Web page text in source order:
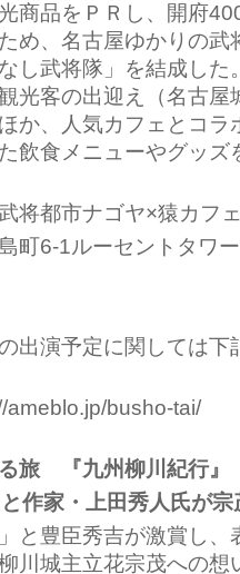
商品をＰＲし、開府
め、名古屋ゆかりの武
し武将隊」を結成した
光客の出迎え（名古屋
か、人気カフェとコラ
飲食メニューやグッ
将都市ナゴヤ×猿カフ
町6-1ルーセントタワ
出演予定に関しては下
busho-tai/
旅 『九州柳川紀行』
作家・上田秀人氏が宗
と豊臣秀吉が激賞し、
川城主立花宗茂への想